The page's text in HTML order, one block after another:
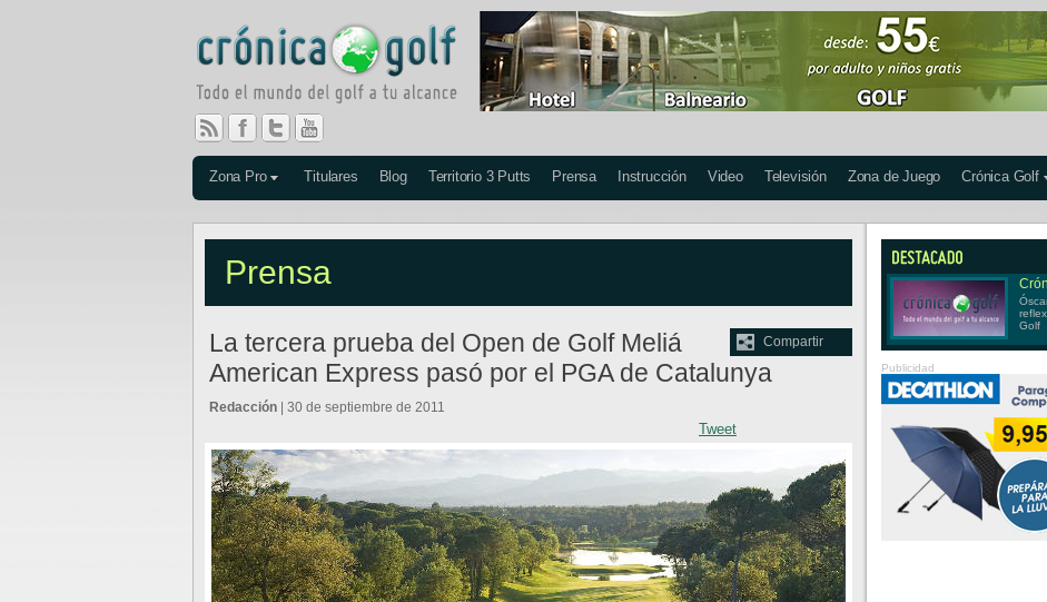
Zona Pro Titulares Blog Territorio 3 Putts Prensa Instrucción Video Televisión Zona de Juego Crónica Golf
Prensa
Compartir
La tercera prueba del Open de Golf Meliá
American Express pasó por el PGA de Catalunya
Tweet
Redacción | 30 de septiembre de 2011
Golf
Publicidad